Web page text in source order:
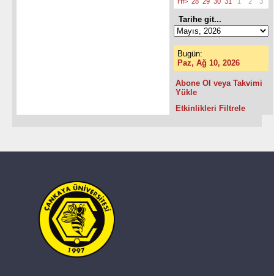
Tarihe git...
Bugün:
Paz, Ağ 10, 2026
Abone Ol veya Takvimi
Yükle
Etkinlikleri Filtrele